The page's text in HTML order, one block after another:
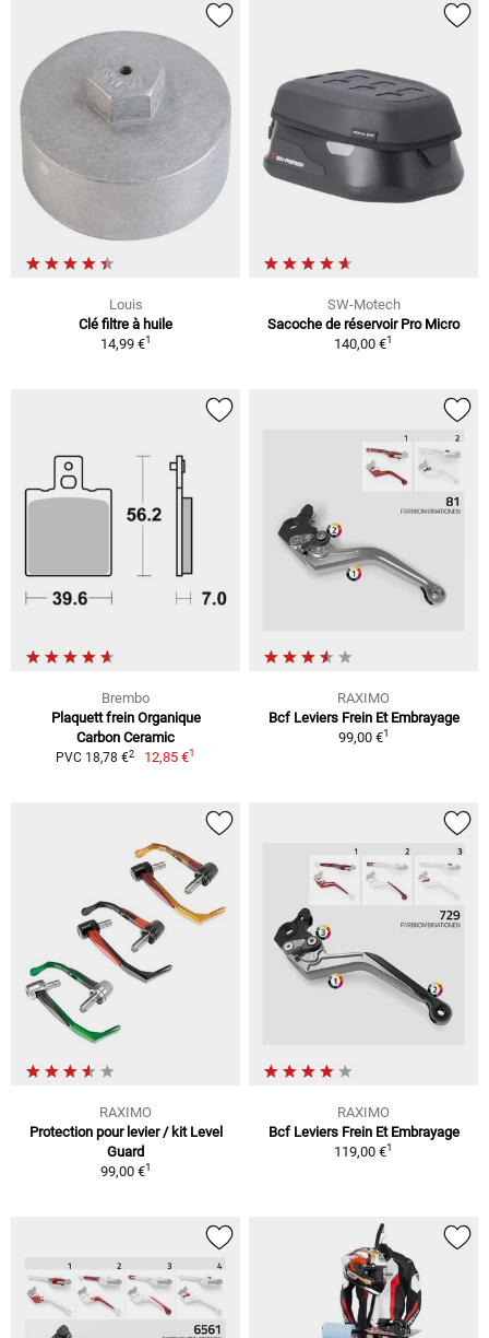
Louis
Clé filtre à huile
14,99 €1
SW-Motech
Sacoche de réservoir Pro Micro
140,00 €1
Brembo
Plaquett frein Organique
Carbon Ceramic
PVC 18,78 €2 12,85 €1
RAXIMO
Bcf Leviers Frein Et Embrayage
99,00 €1
RAXIMO
Protection pour levier / kit Level
Guard
99,00 €1
RAXIMO
Bcf Leviers Frein Et Embrayage
119,00 €1